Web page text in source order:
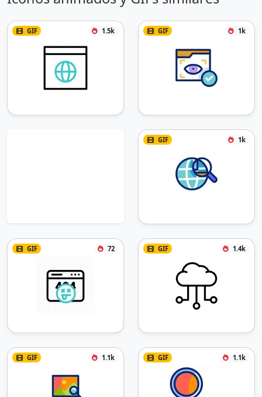
GIF 1.5k GIF 1k
GIF 1k
GIF 72 GIF 1.4k
GIF 1.1k GIF 1.1k